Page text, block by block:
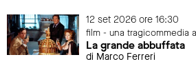
12 set 2026 ore 16:30
film - una tragicommedia
La grande abbuffata
di Marco Ferreri